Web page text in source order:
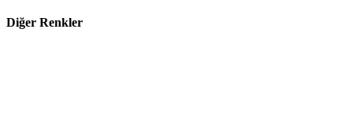
Diğer Renkler